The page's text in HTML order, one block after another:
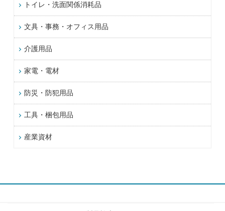
トイレ・洗面関係消耗品
文具・事務・オフィス用品
介護用品
家電・電材
防災・防犯用品
工具・梱包用品
産業資材